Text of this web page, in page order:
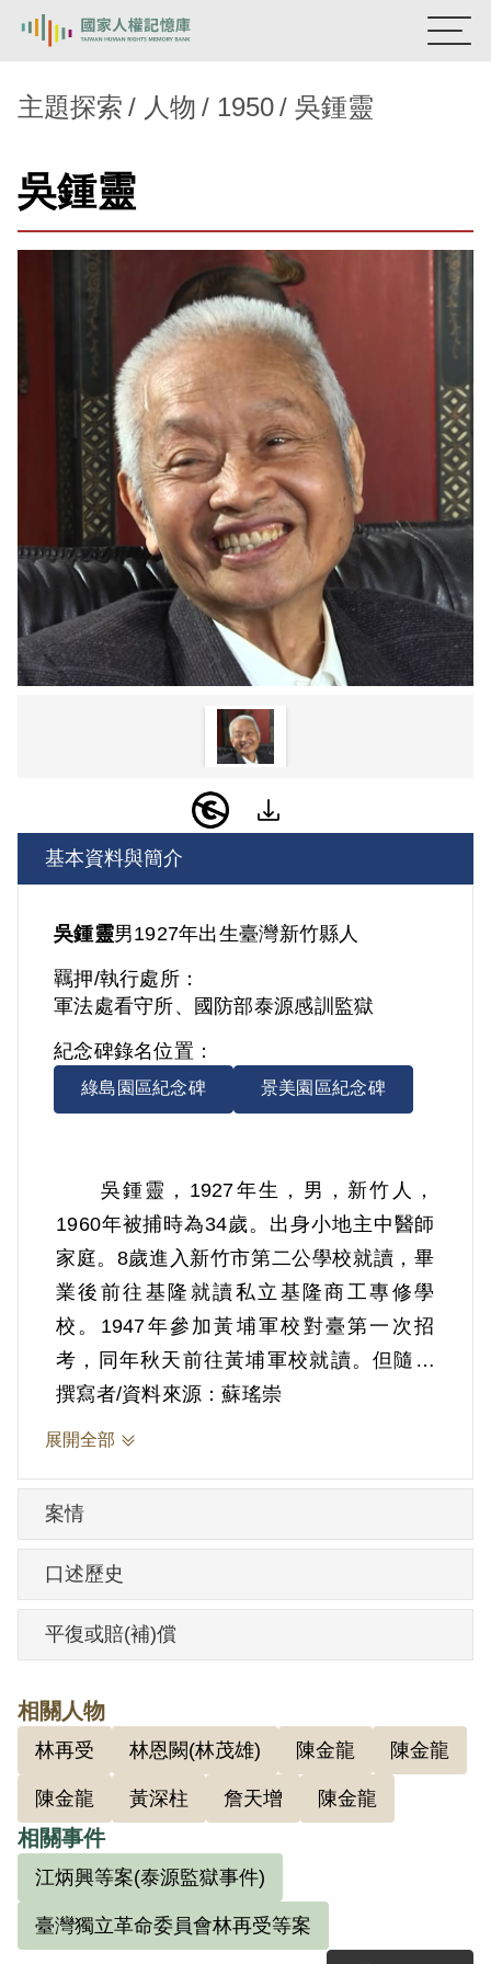
新生訓導處
主題探索
背景知識
意見信箱
主題探索 人物 1950 吳鍾靈
吳鍾靈
基本資料與簡介
吳鍾靈男1927年出生臺灣新竹縣人
羈押/執行處所：
軍法處看守所、國防部泰源感訓監獄
紀念碑錄名位置：
綠島園區紀念碑 景美園區紀念碑
吳鍾靈，1927年生，男，新竹人，
1960年被捕時為34歲。出身小地主中醫師
家庭。8歲進入新竹市第二公學校就讀，畢
業後前往基隆就讀私立基隆商工專修學
校。1947年參加黃埔軍校對臺第一次招
考，同年秋天前往黃埔軍校就讀。但隨著
戰事緊急，黃埔軍校第二十二期生提前畢
業。1949年初回臺後，同年秋天被分發位
看守兵，並不涉及審問或是管犯人的工
作，當時已知道該地方關的都是政治犯，
但跟政治犯並沒有接觸，在此工作9年。後
因岳父關係，認識陳金龍。1960年與陳金
龍、黃埔軍校第二十二期同學黃深柱與林
再受，以及軍校同學多人等組織「臺灣獨
立革命委員會」，計劃行刺蔣介石並同時
起義臺灣獨立，但行動被林再受之堂兄林
茂雄告密而洩漏，是以還未行動就被捕，
同年12月5日臺灣警備總司令部（49）警審
特字第24號判決書以「預備以非法之方法
顛覆政府」判處被判10年，褫奪公權5年。
出獄後任職雜誌編輯工作直到退休。他出
撰寫者/資料來源：蘇瑤崇
展開全部
案情
口述歷史
平復或賠(補)償
相關人物
林再受 林恩闕(林茂雄) 陳金龍 陳金龍
陳金龍 黃深柱 詹天增 陳金龍
相關事件
江炳興等案(泰源監獄事件)
臺灣獨立革命委員會林再受等案